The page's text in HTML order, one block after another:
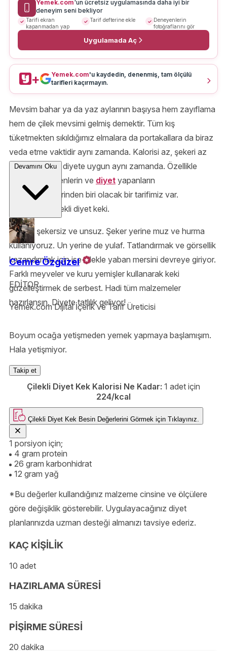
Yemek.com'un ücretsiz uygulamasında daha iyi bir
deneyim seni bekliyor
Tarifi ekran
kapanmadan yap
Tarif defterine ekle
Deneyenlerin
fotoğraflarını gör
Uygulamada Aç
+ Yemek.com'u kaydedin, denenmiş, tam ölçülü
tarifleri kaçırmayın.
Mevsim bahar ya da yaz aylarının başıysa hem zayıflama
hem de çilek mevsimi gelmiş demektir. Tüm kış
tüketmekten sıkıldığımız elmalara da portakallara da biraz
veda etme vaktidir aynı zamanda. Kalorisi az, şekeri az
çilekler tam da diyete uygun aynı zamanda. Özellikle
sağlıklı beslenenlerin ve diyet yapanların
vazgeçilmezlerinden biri olacak bir tarifimiz var.
Karşınızda: Çilekli diyet keki.
Bu kez şekersiz ve unsuz. Şeker yerine muz ve hurma
kullanıyoruz. Un yerine de yulaf. Tatlandırmak ve görsellik
kazandırmak için ise çilekle yaban mersini devreye giriyor.
Farklı meyveler ve kuru yemişler kullanarak keki
güzelleştirmek de serbest. Hadi tüm malzemeler
hazırlansın. Diyete tatlılık geliyor!
Devamını Oku
Cemre Özgüzel
EDİTOR
Yemek.com Dijital İçerik ve Tarif Üreticisi
Boyum ocağa yetişmeden yemek yapmaya başlamışım.
Hala yetişmiyor.
Takip et
Çilekli Diyet Kek Kalorisi Ne Kadar: 1 adet için
224/kcal
Çilekli Diyet Kek Besin Değerlerini Görmek için Tıklayınız.
1 porsiyon için;
4 gram protein
26 gram karbonhidrat
12 gram yağ
*Bu değerler kullandığınız malzeme cinsine ve ölçülere
göre değişiklik gösterebilir. Uygulayacağınız diyet
planlarınızda uzman desteği almanızı tavsiye ederiz.
KAÇ KİŞİLİK
10 adet
HAZIRLAMA SÜRESİ
15 dakika
PİŞİRME SÜRESİ
20 dakika